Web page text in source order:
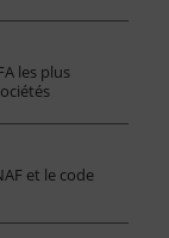
les plus
et le code